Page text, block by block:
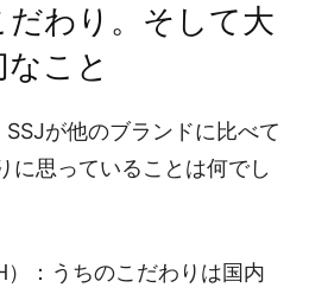
わり。そして大
なこと
が他のブランドに比べて
に思っていることは何でし
：うちのこだわりは国内